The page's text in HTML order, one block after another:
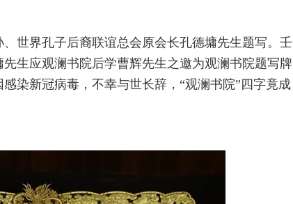
世界孔子后裔联谊总会原会长孔德墉先生题写。壬
生应观澜书院后学曹辉先生之邀为观澜书院题写牌
染新冠病毒，不幸与世长辞，“观澜书院”四字竟成